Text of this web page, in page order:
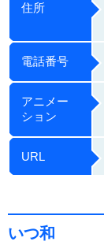
住所
電話番号
アニメー
ション
URL
いつ和